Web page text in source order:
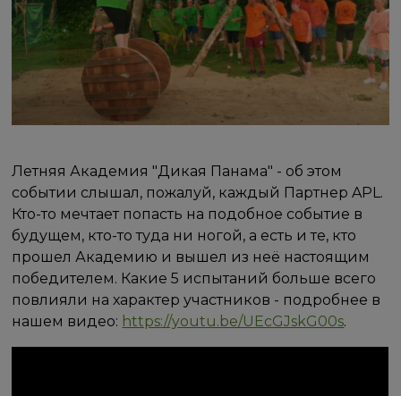
Летняя Академия "Дикая Панама" - об этом
событии слышал, пожалуй, каждый Партнер APL.
Кто-то мечтает попасть на подобное событие в
будущем, кто-то туда ни ногой, а есть и те, кто
прошел Академию и вышел из неё настоящим
победителем. Какие 5 испытаний больше всего
повлияли на характер участников - подробнее в
нашем видео: https://youtu.be/UEcGJskG00s.